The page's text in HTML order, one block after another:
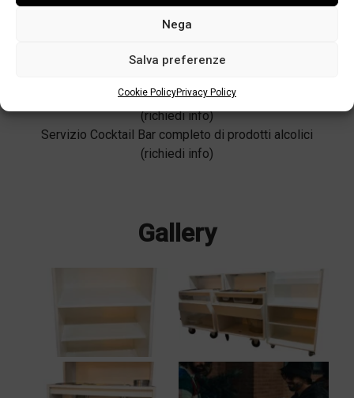
Nega
Salva preferenze
Cookie PolicyPrivacy Policy
2 Moduli centrali miscelazione + 2 moduli angolari
Trasporto e spese di trasferimento inclusi entro 50 km
Servizio Bartender dedicato con abbigliamento a tema
(richiedi info)
Servizio Cocktail Bar completo di prodotti alcolici
(richiedi info)
Gallery